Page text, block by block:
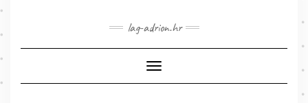
lag-adrion.hr
Toggle Navigation